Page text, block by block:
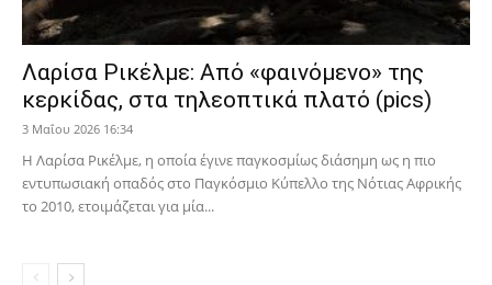
Λαρίσα Ρικέλμε: Από «φαινόμενο» της
κερκίδας, στα τηλεοπτικά πλατό (pics)
3 Μαΐου 2026 16:34
Η Λαρίσα Ρικέλμε, η οποία έγινε παγκοσμίως διάσημη ως η πιο
εντυπωσιακή οπαδός στο Παγκόσμιο Κύπελλο της Νότιας Αφρικής
το 2010, ετοιμάζεται για μία...